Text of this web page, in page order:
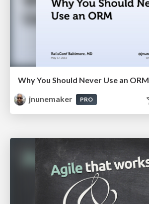
Why You Should Never Use an ORM
jnunemaker
PRO